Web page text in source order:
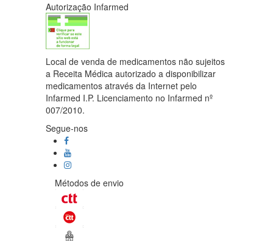
Autorização Infarmed
Local de venda de medicamentos não sujeitos
a Receita Médica autorizado a disponibilizar
medicamentos através da Internet pelo
Infarmed I.P. Licenciamento no Infarmed nº
007/2010.
Segue-nos
Métodos de envio